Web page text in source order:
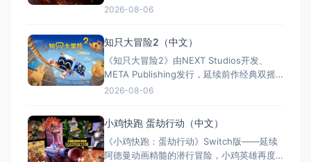
胞胎兄弟为拯救被掳走的妹妹，踏上横跨荒
佳选择；25个手工关卡、史诗头目战与即时
强化系统带来丰富体验。全区中文支持，容
量仅1GB，Switch/S
2026-08-06
知只大冒险2（中文）
《知只大冒险2》由NEXT Studios开发、
META Publishing发行，延续前作经典双摇
杆控制双腿的玩法，首次支持最多4人联机合
持跨平台联机与全区中文，2025年11月5日
全平台发售，Switch港服约73
2026-08-06
小鸡快跑 蛋劫行动（中文）
《小鸡快跑：蛋劫行动》Switch版——延续
阿德曼动画精髓的潜行冒险，小鸡英雄再度